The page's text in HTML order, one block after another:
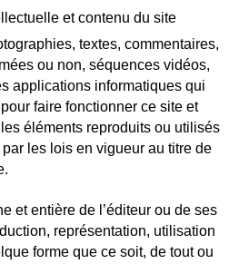
et contenu du site
textes, commentaires,
ou non, séquences vidéos,
applications informatiques qui
faire fonctionner ce site et
éléments reproduits ou utilisés
les lois en vigueur au titre de
et entière de l’éditeur ou de ses
représentation, utilisation
forme que ce soit, de tout ou